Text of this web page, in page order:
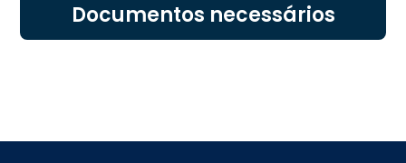
Documentos necessários